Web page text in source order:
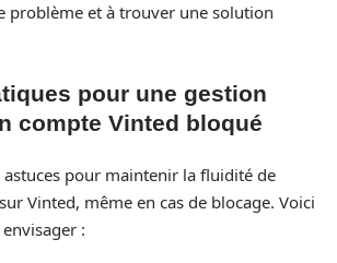
problème et à trouver une solution
pour une gestion
compte Vinted bloqué
pour maintenir la fluidité de
Vinted, même en cas de blocage. Voici
: